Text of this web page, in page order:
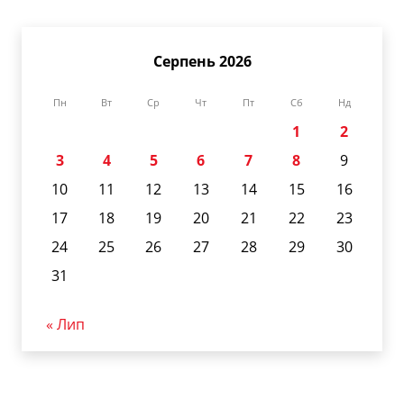
Серпень 2026
Пн Вт Ср Чт Пт Сб Нд
1
2
3
4 5 6 7 8
9
10
11 12 13 14 15
16
17
18 19 20 21 22
23
24
25 26 27 28 29
30
31
« Лип